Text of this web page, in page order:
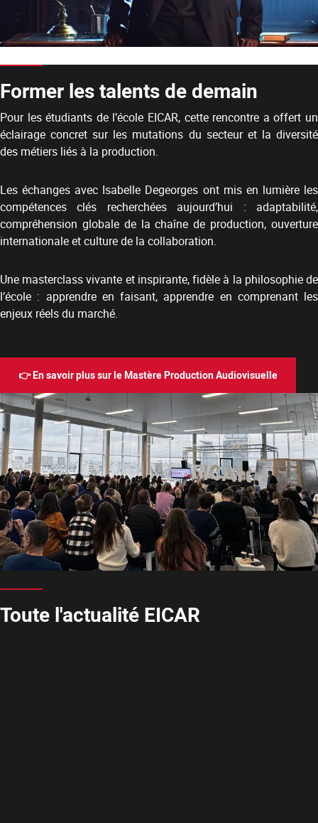
Former les talents de demain
Pour les étudiants de l’école EICAR, cette rencontre a offert un
éclairage concret sur les mutations du secteur et la diversité
des métiers liés à la production.
Les échanges avec Isabelle Degeorges ont mis en lumière les
compétences clés recherchées aujourd’hui : adaptabilité,
compréhension globale de la chaîne de production, ouverture
internationale et culture de la collaboration.
Une masterclass vivante et inspirante, fidèle à la philosophie de
l’école : apprendre en faisant, apprendre en comprenant les
enjeux réels du marché.
👉 En savoir plus sur le Mastère Production Audiovisuelle
Toute l'actualité EICAR